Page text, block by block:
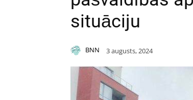
situāciju
BNN 3 augusts, 2024